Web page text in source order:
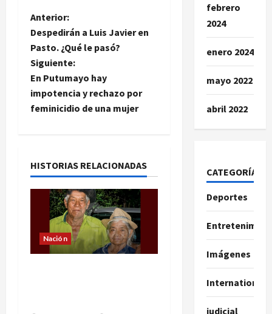
N
a
v
e
c
n
Anterior:
Despedirán a Luis Javier en
Pasto. ¿Qué le pasó?
Siguiente:
En Putumayo hay
impotencia y rechazo por
feminicidio de una mujer
HISTORIAS RELACIONADAS
Nación
febrero
2024
enero 2024
mayo 2022
abril 2022
CATEGORÍAS
Deportes
Imágenes
International
judicial